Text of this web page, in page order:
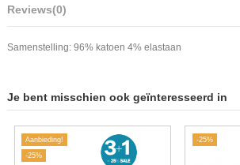
Reviews(0)
Samenstelling: 96% katoen 4% elastaan
Je bent misschien ook geïnteresseerd in
Aanbieding!
-25%
-25%